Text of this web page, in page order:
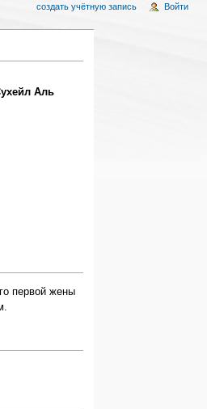
Аль
первой жены
создать учётную запись Войти